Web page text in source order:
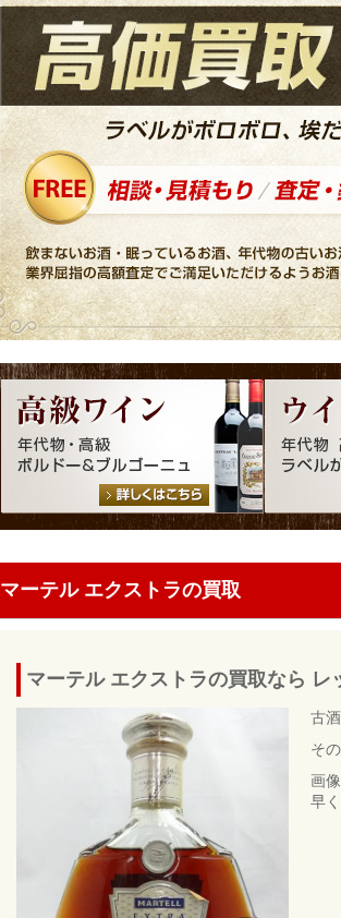
マーテル エクストラの買取
マーテル エクストラの買取なら レ
古
そ
画
早